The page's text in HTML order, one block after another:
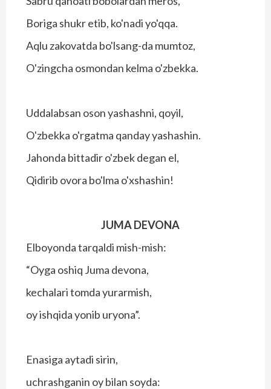
Boriga shukr etib, ko'nadi yo'qqa.
Aqlu zakovatda bo'lsang-da mumtoz,
O'zingcha osmondan kelma o'zbekka.
Uddalabsan oson yashashni, qoyil,
O'zbekka o'rgatma qanday yashashin.
Jahonda bittadir o'zbek degan el,
Qidirib ovora bo'lma o'xshashin!
JUMA DEVONA
Elboyonda tarqaldi mish-mish:
“Oyga oshiq Juma devona,
kechalari tomda yurarmish,
oy ishqida yonib uryona”.
Enasiga aytadi sirin,
uchrashganin oy bilan soyda: